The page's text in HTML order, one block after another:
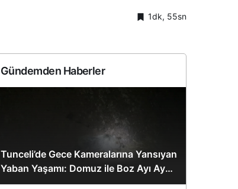
1dk, 55sn
Gündemden Haberler
Tunceli’de Gece Kameralarına Yansıyan
Yaban Yaşamı: Domuz ile Boz Ayı Aynı
Karede